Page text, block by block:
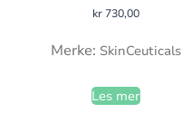
kr730,00
Merke: SkinCeuticals
Les mer